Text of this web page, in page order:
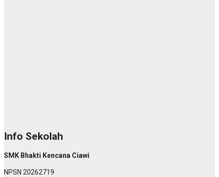
Info Sekolah
SMK Bhakti Kencana Ciawi
NPSN 20262719